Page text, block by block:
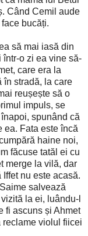
Când Cemil aude
bucăți.
să mai iasă din
într-o zi ea vine să-
care era la
în stradă, la care
reușește să o
impuls, se
spunând că
ea. Fata este încă
haine noi,
făcuse tatăl ei cu
merge la vilă, dar
nu este acasă.
salvează
la ei, luându-l
fi ascuns și Ahmet
reclame violul fiicei